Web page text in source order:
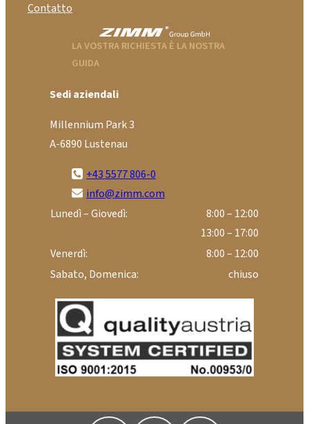
Contatto
LA VOSTRA RICHIESTA È LA NOSTRA
GUIDA
Sedi aziendali
Millennium Park 3
A-6890 Lustenau
+43 5577 806-0
info@zimm.com
Lunedì – Giovedì:
8:00 – 12:00
13:00 – 17:00
Venerdì:
8:00 – 12:00
Sabato, Domenica:
chiuso